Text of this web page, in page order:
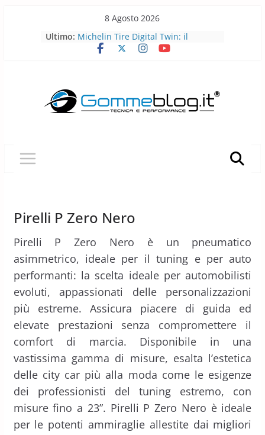
8 Agosto 2026
Ultimo:
Pirelli porta l’acciaio riciclato nei
pneumatici
Michelin Tire Digital Twin: il
corsa diventa laboratorio per il
futuro
Pirelli P Zero Nero
Pirelli P Zero Nero è un pneumatico
asimmetrico, ideale per il tuning e per auto
performanti: la scelta ideale per automobilisti
evoluti, appassionati delle personalizzazioni
più estreme. Assicura piacere di guida ed
elevate prestazioni senza compromettere il
comfort di marcia. Disponibile in una
vastissima gamma di misure, esalta l’estetica
delle city car più alla moda come le esigenze
dei professionisti del tuning estremo, con
misure fino a 23”. Pirelli P Zero Nero è ideale
per le potenti ammiraglie allestite dai migliori